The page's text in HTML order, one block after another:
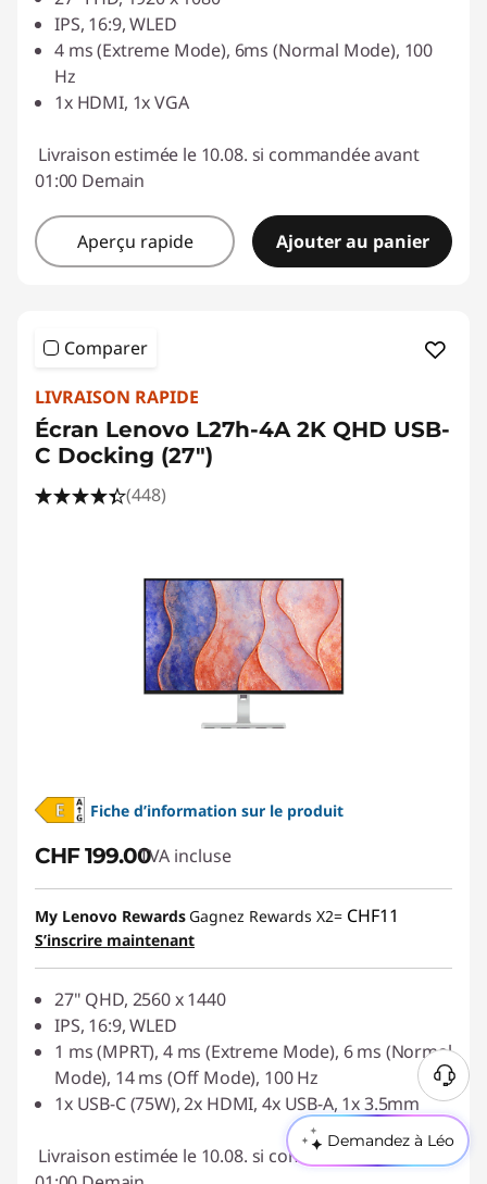
Demandez à Léo
IPS, 16:9, WLED
4 ms (Extreme Mode), 6ms (Normal Mode), 100
Hz
1x HDMI, 1x VGA
Livraison estimée le 10.08. si commandée avant
01:00 Demain
Aperçu rapide Ajouter au panier
Comparer
LIVRAISON RAPIDE
Écran Lenovo L27h-4A 2K QHD USB-
C Docking (27")
(448)
Fiche d’information sur le produit
CHF 199.00TVA incluse
My Lenovo Rewards Gagnez Rewards X2= CHF11
S’inscrire maintenant
27" QHD, 2560 x 1440
IPS, 16:9, WLED
1 ms (MPRT), 4 ms (Extreme Mode), 6 ms (Normal
Mode), 14 ms (Off Mode), 100 Hz
1x USB-C (75W), 2x HDMI, 4x USB-A, 1x 3.5mm
Livraison estimée le 10.08. si commandée avant